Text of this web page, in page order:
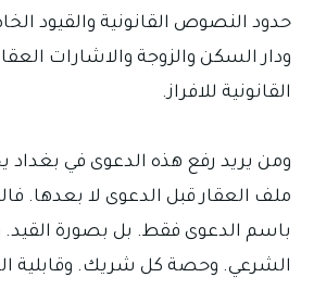
حدود النصوص القانونية والقيود
ودار السكن والزوجة والاشارات
القانونية للافراز.
ومن يريد رفع هذه الدعوى في بغداد
ملف العقار قبل الدعوى لا بعدها.
باسم الدعوى فقط. بل بصورة القيد.
الشرعي. وحصة كل شريك. وقابلية